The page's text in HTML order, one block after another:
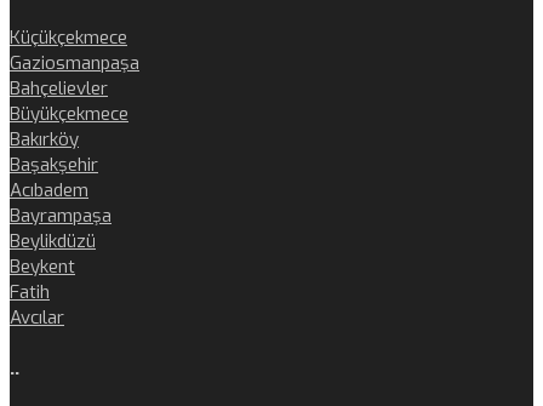
Küçükçekmece
Gaziosmanpaşa
Bahçelievler
Büyükçekmece
Bakırköy
Başakşehir
Acıbadem
Bayrampaşa
Beylikdüzü
Beykent
Fatih
Avcılar
..